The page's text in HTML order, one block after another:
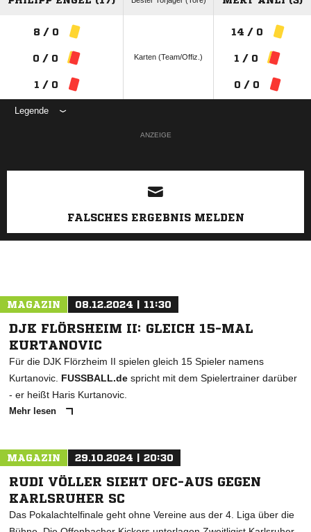
8 / 0
0 / 0
1 / 0
Karten (Team/Offiz.)
14 / 0
1 / 0
0 / 0
Legende
ANZEIGE
FALSCHES ERGEBNIS MELDEN
MAGAZIN 08.12.2024 | 11:30
DJK FLÖRSHEIM II: GLEICH 15-MAL
KURTANOVIC
Für die DJK Flörzheim II spielen gleich 15 Spieler namens
Kurtanovic. FUSSBALL.de spricht mit dem Spielertrainer darüber
- er heißt Haris Kurtanovic.
Mehr lesen
MAGAZIN 29.10.2024 | 20:30
RUDI VÖLLER SIEHT OFC-AUS GEGEN
KARLSRUHER SC
Das Pokalachtelfinale geht ohne Vereine aus der 4. Liga über die